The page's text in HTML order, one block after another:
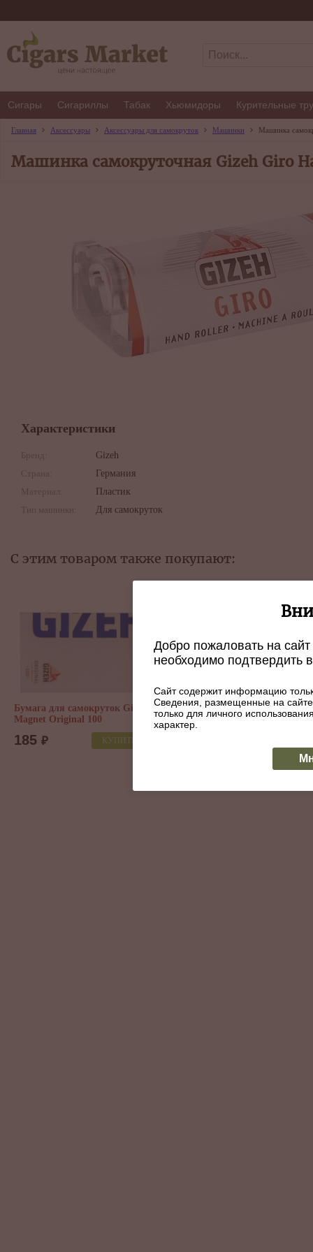
Сигары Сигариллы Табак Хьюмидоры Курительные
Главная Аксессуары Аксессуары для самокруток Машинки Машинка
Машинка самокруточная Gizeh Giro
Характеристики
Бренд:
Gizeh
Страна:
Германия
Материал:
Пластик
Тип машинки:
Для самокруток
С этим товаром также покупают:
Delux
КУПИТЬ
Бумага для самокруток
Mascotte Extra Thin
50₽
Бумага
Добро пожаловать на
необходимо подтвердить
Сайт содержит информацию
Сведения, размещенные на
только для личного
характер.